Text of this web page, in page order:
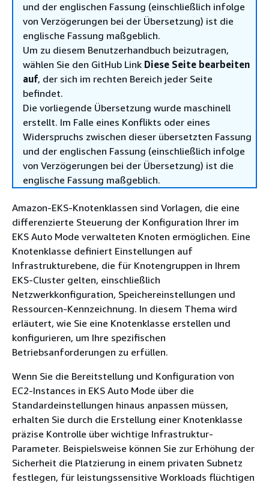
und der englischen Fassung (einschließlich infolge
von Verzögerungen bei der Übersetzung) ist die
englische Fassung maßgeblich.
Um zu diesem Benutzerhandbuch beizutragen,
wählen Sie den GitHub Link Diese Seite bearbeiten
auf, der sich im rechten Bereich jeder Seite
befindet.
Die vorliegende Übersetzung wurde maschinell
erstellt. Im Falle eines Konflikts oder eines
Widerspruchs zwischen dieser übersetzten Fassung
und der englischen Fassung (einschließlich infolge
von Verzögerungen bei der Übersetzung) ist die
englische Fassung maßgeblich.
Amazon-EKS-Knotenklassen sind Vorlagen, die eine
differenzierte Steuerung der Konfiguration Ihrer im
EKS Auto Mode verwalteten Knoten ermöglichen. Eine
Knotenklasse definiert Einstellungen auf
Infrastrukturebene, die für Knotengruppen in Ihrem
EKS-Cluster gelten, einschließlich
Netzwerkkonfiguration, Speichereinstellungen und
Ressourcen-Kennzeichnung. In diesem Thema wird
erläutert, wie Sie eine Knotenklasse erstellen und
konfigurieren, um Ihre spezifischen
Betriebsanforderungen zu erfüllen.
Wenn Sie die Bereitstellung und Konfiguration von
EC2-Instances in EKS Auto Mode über die
Standardeinstellungen hinaus anpassen müssen,
erhalten Sie durch die Erstellung einer Knotenklasse
präzise Kontrolle über wichtige Infrastruktur-
Parameter. Beispielsweise können Sie zur Erhöhung der
Sicherheit die Platzierung in einem privaten Subnetz
festlegen, für leistungssensitive Workloads flüchtigen